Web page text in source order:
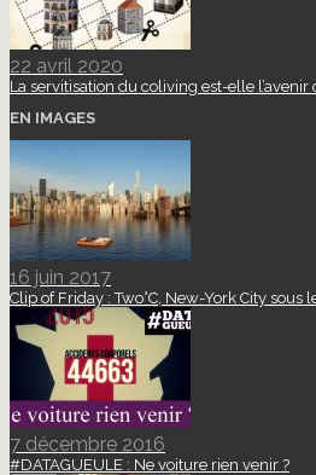
22 avril 2020
La servitisation du coliving est-elle l’avenir
EN IMAGES
16 juin 2017
Clip of Friday : Two°C, New-York City sous
7 décembre 2016
#DATAGUEULE : Ne voiture rien venir ?